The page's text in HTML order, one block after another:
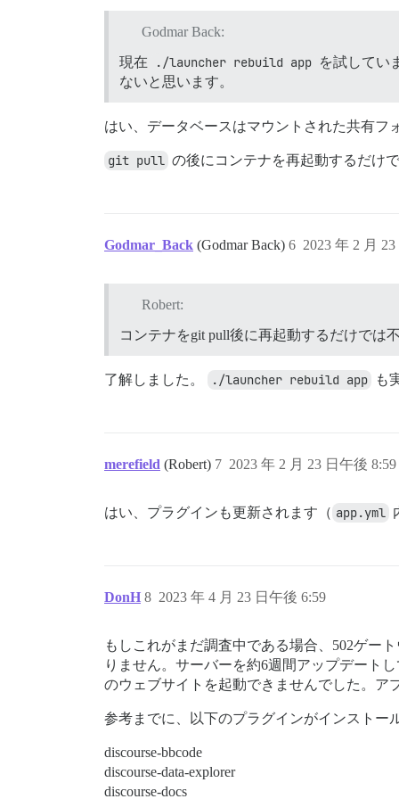
Godmar Back:
現在
./launcher rebuild app を試してい
ないと思います。
はい、データベースはマウントされた共有フ
git pull の後にコンテナを再起動するだけ
Godmar_Back (Godmar Back) 2023 年 2 月
6
Robert:
コンテナをgit pull後に再起動するだけでは
了解しました。 ./launcher rebuild app も
merefield (Robert) 2023 年 2 月 23 日午後 8:59
7
はい、プラグインも更新されます（ app.yml
DonH 2023 年 4 月 23 日午後 6:59
8
もしこれがまだ調査中である場合、502ゲー
りません。サーバーを約6週間アップデート
のウェブサイトを起動できませんでした。ア
参考までに、以下のプラグインがインストー
discourse-bbcode
discourse-data-explorer
discourse-docs